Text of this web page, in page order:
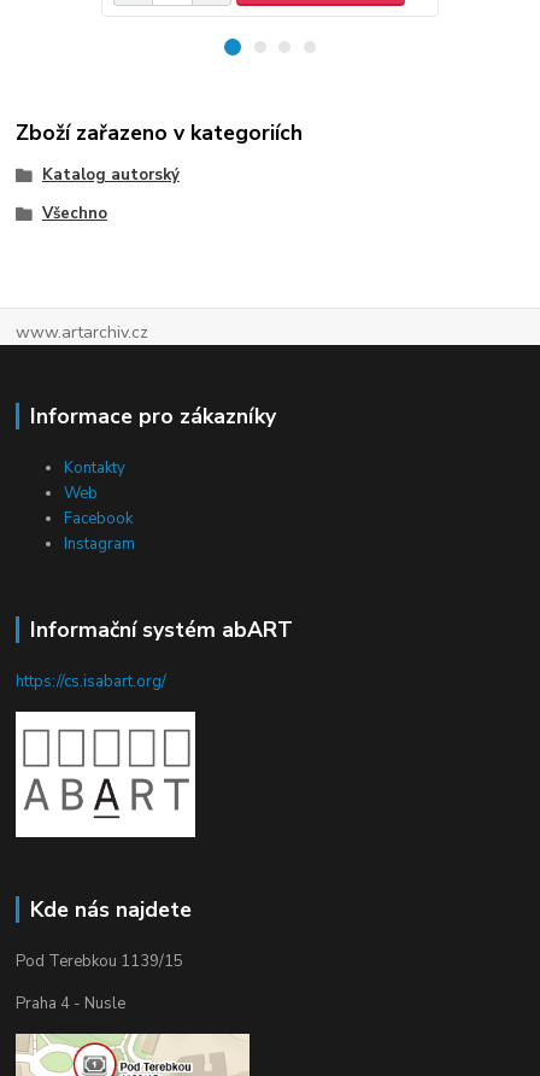
Zboží zařazeno v kategoriích
Katalog autorský
Všechno
www.artarchiv.cz
Informace pro zákazníky
Kontakty
Web
Facebook
Instagram
Informační systém abART
https://cs.isabart.org/
Kde nás najdete
Pod Terebkou 1139/15
Praha 4 - Nusle